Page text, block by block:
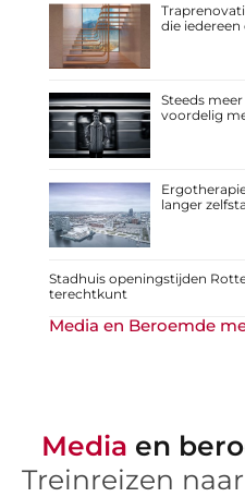
die
Steeds
voordelig
langer
Stadhuis openingstijden
terechtkunt
Media en Beroemde
Media en
Treinreizen